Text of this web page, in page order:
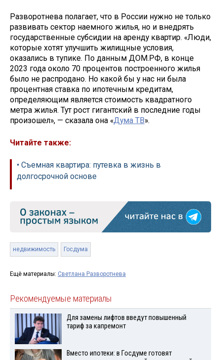
Разворотнева полагает, что в России нужно не только
развивать сектор наемного жилья, но и внедрять
государственные субсидии на аренду квартир. «Люди,
которые хотят улучшить жилищные условия,
оказались в тупике. По данным ДОМ.РФ, в конце
2023 года около 70 процентов построенного жилья
было не распродано. Но какой бы у нас ни была
процентная ставка по ипотечным кредитам,
определяющим является стоимость квадратного
метра жилья. Тут рост гигантский в последние годы
произошел», — сказала она «Дума ТВ».
Читайте также:
• Съемная квартира: путевка в жизнь в
долгосрочной основе
недвижимость Госдума
Ещё материалы: Светлана Разворотнева
Рекомендуемые материалы
Для замены лифтов введут повышенный
тариф за капремонт
Вместо ипотеки: в Госдуме готовят